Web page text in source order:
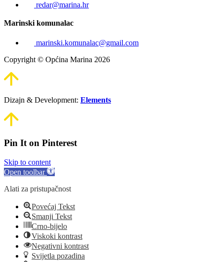
redar@marina.hr
Marinski komunalac
marinski.komunalac@gmail.com
Copyright © Općina Marina 2026
Dizajn & Development: Elements
Pin It on Pinterest
Skip to content
Open toolbar
Alati za pristupačnost
Povećaj Tekst
Smanji Tekst
Crno-bijelo
Viskoki kontrast
Negativni kontrast
Svijetla pozadina